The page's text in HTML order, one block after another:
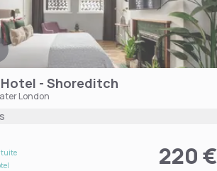
- Shoreditch
London
220 €